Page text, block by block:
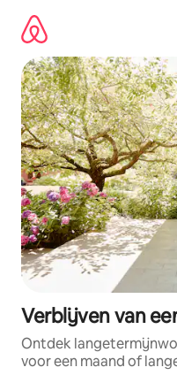
direct
naar
inhoud
Verblijven van
Ontdek
voor een maand of